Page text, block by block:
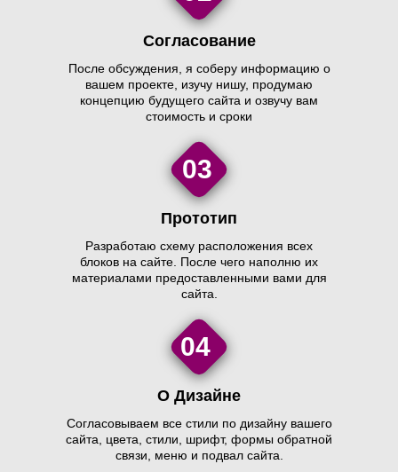
Согласование
После обсуждения, я соберу информацию о
вашем проекте, изучу нишу, продумаю
концепцию будущего сайта и озвучу вам
стоимость и сроки
03
Прототип
Разработаю схему расположения всех
блоков на сайте. После чего наполню их
материалами предоставленными вами для
сайта.
04
О Дизайне
Согласовываем все стили по дизайну вашего
сайта, цвета, стили, шрифт, формы обратной
связи, меню и подвал сайта.